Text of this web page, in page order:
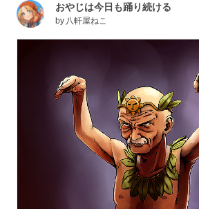
おやじは今日も踊り続ける
by 八軒屋ねこ